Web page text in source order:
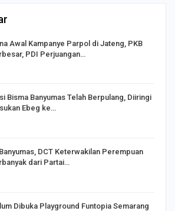
Awal Kampanye Parpol di Jateng, PKB
PDI Perjuangan…
Bisma Banyumas Telah Berpulang, Diiringi
Ebeg ke…
DCT Keterwakilan Perempuan
dari Partai…
Dibuka Playground Funtopia Semarang